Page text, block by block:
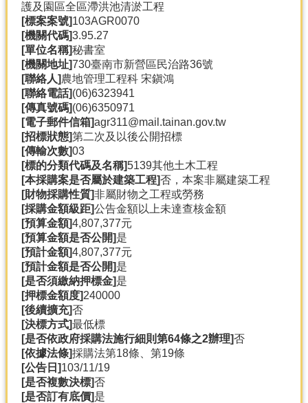
護及園區全區滯洪池清淤工程
[標案案號]103AGR0070
[機關代碼]3.95.27
[單位名稱]秘書室
[機關地址]730臺南市新營區民治路36號
[聯絡人]農地管理工程科 宋鎭鴻
[聯絡電話](06)6323941
[傳真號碼](06)6350971
[電子郵件信箱]agr311@mail.tainan.gov.tw
[招標狀態]第二次及以後公開招標
[傳輸次數]03
[標的分類代碼及名稱]5139其他土木工程
[本採購案是否屬於建築工程]否，本案非屬建築工程
[財物採購性質]非屬財物之工程或勞務
[採購金額級距]公告金額以上未達查核金額
[預算金額]4,807,377元
[預算金額是否公開]是
[預計金額]4,807,377元
[預計金額是否公開]是
[是否須繳納押標金]是
[押標金額度]240000
[後續擴充]否
[決標方式]最低標
[是否依政府採購法施行細則第64條之2辦理]否
[依據法條]採購法第18條、第19條
[公告日]103/11/19
[是否複數決標]否
[是否訂有底價]是